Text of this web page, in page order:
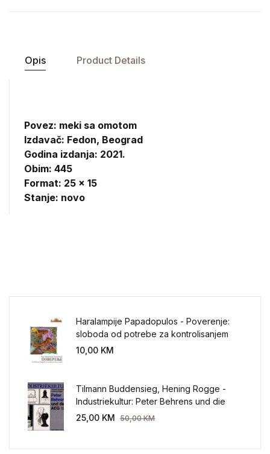
Opis Product Details
Povez: meki sa omotom
Izdavač: Fedon, Beograd
Godina izdanja: 2021.
Obim: 445
Format: 25 x 15
Stanje: novo
Haralampije Papadopulos - Poverenje:
sloboda od potrebe za kontrolisanjem
sveta
10,00 KM
Tilmann Buddensieg, Hening Rogge -
Industriekultur: Peter Behrens und die
AEG 1907-1914.
25,00 KM 50,00KM